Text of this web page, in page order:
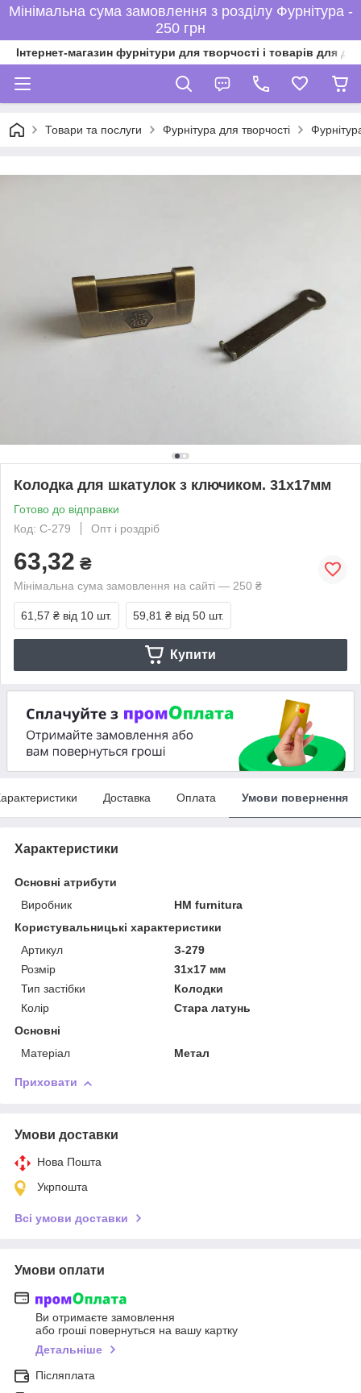
Мінімальна сума замовлення з розділу Фурнітура -
250 грн
Інтернет-магазин фурнітури для творчості і товарів для
Товари та послуги Фурнітура для творчості
Колодка для шкатулок з ключиком. 31х17мм
Готово до відправки
Код: C-279
Опт і роздріб
63,32 ₴
Мінімальна сума замовлення на сайті — 250 ₴
61,57 ₴ від 10 шт. 59,81 ₴ від 50 шт.
Купити
Доставка Оплата Умови повернення
Характеристики
Основні атрибути
Виробник
HM furnitura
Користувальницькі характеристики
Артикул
З-279
Розмір
31х17 мм
Тип застібки
Колодки
Колір
Стара латунь
Основні
Матеріал
Метал
Приховати
Умови доставки
Нова Пошта
Укрпошта
Всі умови доставки
Умови оплати
Ви отримаєте замовлення
або гроші повернуться на вашу картку
Детальніше
Післяплата